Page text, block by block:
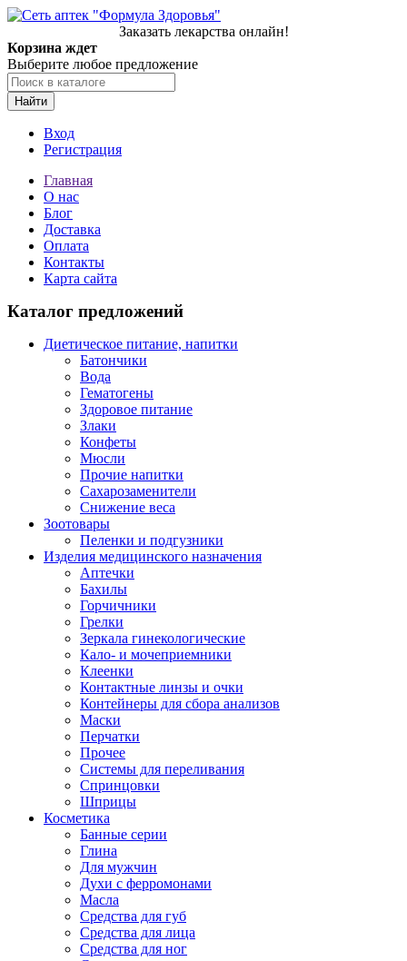
Заказать лекарства онлайн!
Корзина ждет
Выберите любое предложение
Найти
Вход
Регистрация
Главная
О нас
Блог
Доставка
Оплата
Контакты
Карта сайта
Каталог предложений
Диетическое питание, напитки
Батончики
Вода
Гематогены
Здоровое питание
Злаки
Конфеты
Мюсли
Прочие напитки
Сахарозаменители
Снижение веса
Зоотовары
Пеленки и подгузники
Изделия медицинского назначения
Аптечки
Бахилы
Горчичники
Грелки
Зеркала гинекологические
Кало- и мочеприемники
Клеенки
Контактные линзы и очки
Контейнеры для сбора анализов
Маски
Перчатки
Прочее
Системы для переливания
Спринцовки
Шприцы
Косметика
Банные серии
Глина
Для мужчин
Духи с ферромонами
Масла
Средства для губ
Средства для лица
Средства для ног